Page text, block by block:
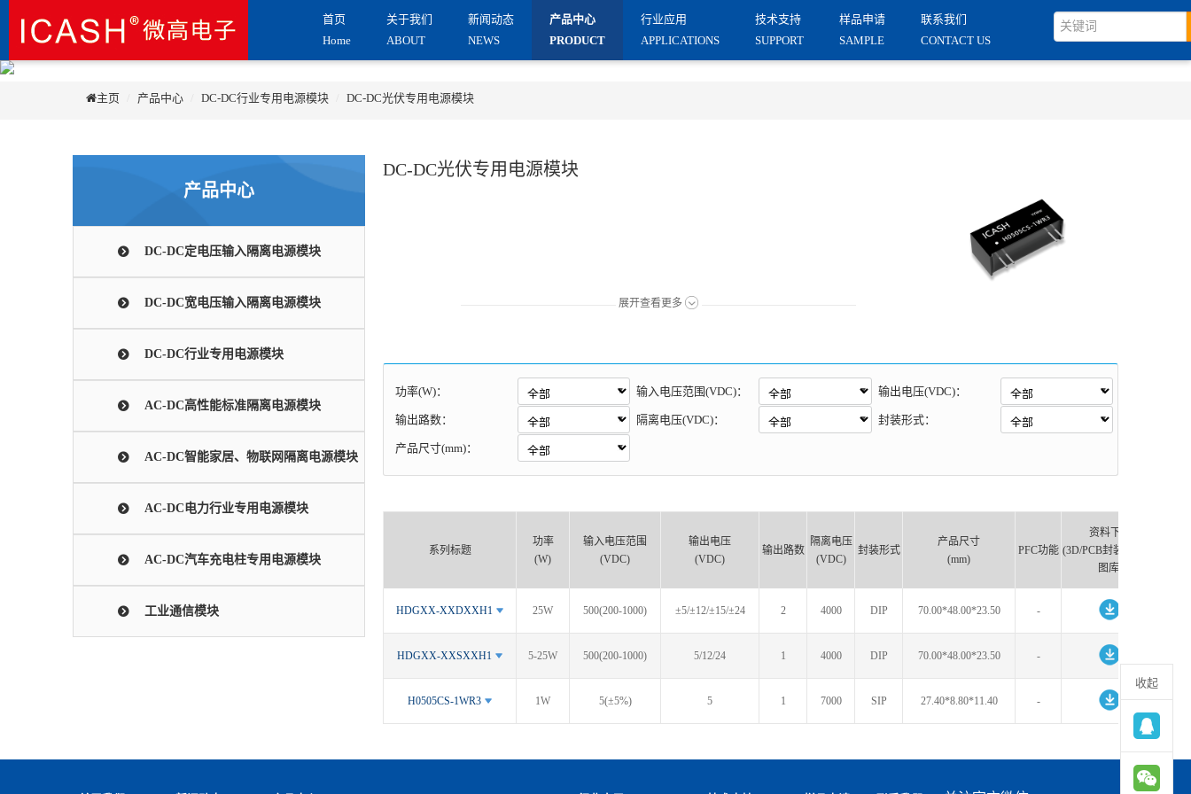
首页
Home
关于我们
ABOUT
新闻动态
NEWS
产品中心
PRODUCT
⾏业应⽤
APPLICATIONS
技术支持
SUPPORT
样品申请
SAMPLE
联系我们
CONTACT US
主页 产品中心 DC-DC行业专用电源模块 DC-DC光伏专用电源模块
产品中心
DC-DC定电压输入隔离电源模块
DC-DC宽电压输入隔离电源模块
DC-DC行业专用电源模块
AC-DC高性能标准隔离电源模块
AC-DC智能家居、物联网隔离电源模块
AC-DC电力行业专用电源模块
AC-DC汽车充电柱专用电源模块
工业通信模块
DC-DC光伏专用电源模块
展开查看更多
功率(W)： 输入电压范围(VDC)： 输出电压(VDC)：
输出路数： 隔离电压(VDC)： 封装形式：
产品尺寸(mm)：
系列标题
功率
(W)
输入电压范围
(VDC)
输出电压
(VDC)
输出路数
隔离电压
(VDC)
封装形式
产品尺寸
(mm)
PFC功能
资料下载
(3D/PCB封装库/原理
图库)
HDGXX-XXDXXH1 25W 500(200-1000) ±5/±12/±15/±24 2 4000 DIP 70.00*48.00*23.50 -
HDGXX-XXSXXH1 5-25W 500(200-1000) 5/12/24 1 4000 DIP 70.00*48.00*23.50 -
H0505CS-1WR3 1W 5(±5%) 5 1 7000 SIP 27.40*8.80*11.40 -
收起